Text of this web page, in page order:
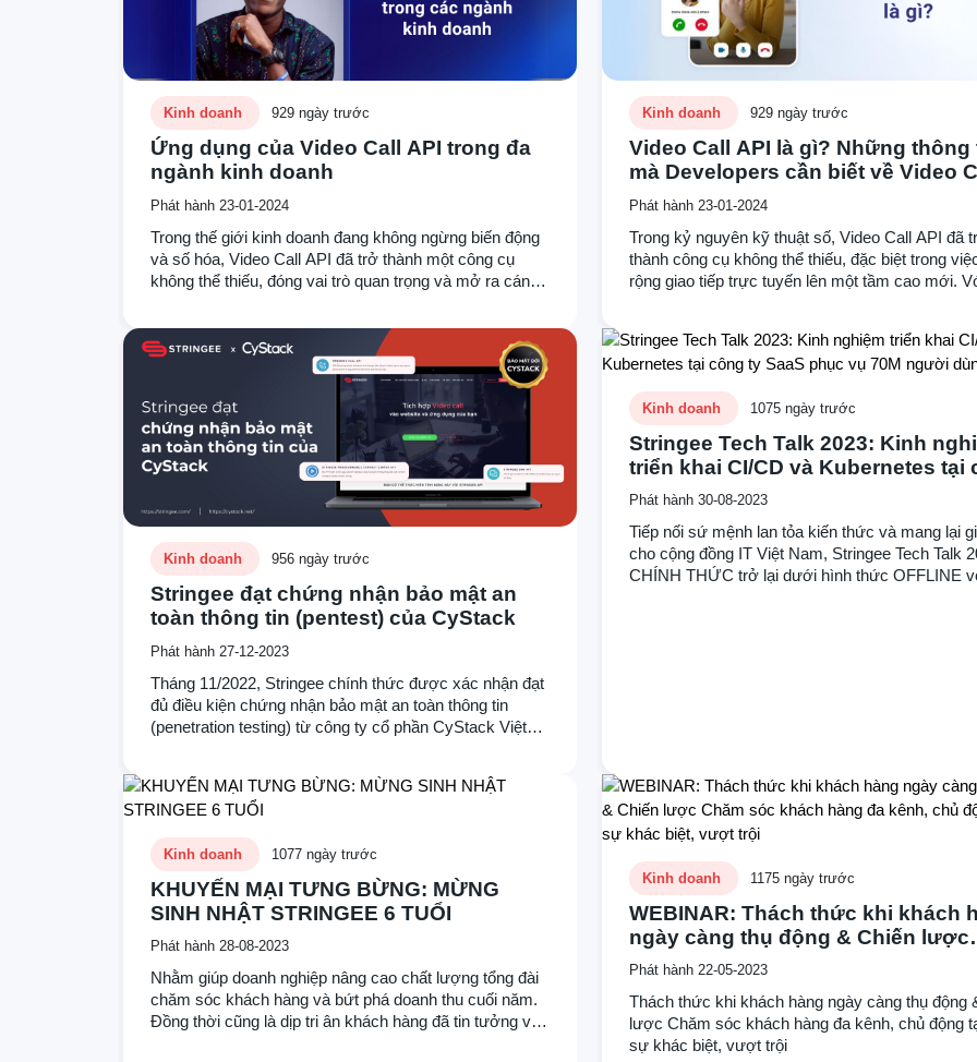
Kinh doanh 929 ngày trước
Ứng dụng của Video Call API trong đa
ngành kinh doanh
Phát hành 23-01-2024
Trong thế giới kinh doanh đang không ngừng biến động
và số hóa, Video Call API đã trở thành một công cụ
không thể thiếu, đóng vai trò quan trọng và mở ra cánh
nghiệp. Hãy cùng khám phá những ứng dụng đa dạng
và sáng tạo của Video Call API trong các ngành kinh
doanh khác nhau tại bài viết này.
Kinh doanh 929 ngày trước
Video Call API là gì? Những thông tin
mà Developers cần biết về Video
API
Phát hành 23-01-2024
Trong kỷ nguyên kỹ thuật số, Video Call API đã
thành công cụ không thể thiếu, đặc biệt trong
rộng giao tiếp trực tuyến lên một tầm cao mới.
này trở thành lựa chọn hàng đầu cho
họ tiết kiệm thời gian và nguồn lực trong quá trình
Kinh doanh 956 ngày trước
Stringee đạt chứng nhận bảo mật an
toàn thông tin (pentest) của CyStack
Phát hành 27-12-2023
Tháng 11/2022, Stringee chính thức được xác nhận đạt
đủ điều kiện chứng nhận bảo mật an toàn thông tin
(penetration testing) từ công ty cổ phần CyStack Việt
Kinh doanh 1075 ngày trước
Stringee Tech Talk 2023: Kinh
triển khai CI/CD và Kubernetes tại
ty SaaS phục vụ 70M người dùng
Phát hành 30-08-2023
Tiếp nối sứ mệnh lan tỏa kiến thức và mang lại
cho cộng đồng IT Việt Nam, Stringee Tech Talk
CHÍNH THỨC trở lại dưới hình thức OFFLINE
Kinh doanh 1077 ngày trước
KHUYẾN MẠI TƯNG BỪNG: MỪNG
SINH NHẬT STRINGEE 6 TUỔI
Phát hành 28-08-2023
Nhằm giúp doanh nghiệp nâng cao chất lượng tổng đài
chăm sóc khách hàng và bứt phá doanh thu cuối năm.
Đồng thời cũng là dịp tri ân khách hàng đã tin tưởng và
Kinh doanh 1175 ngày trước
WEBINAR: Thách thức khi khách
ngày càng thụ động & Chiến lược
Chăm sóc khách hàng đa kênh,
Phát hành 22-05-2023
Thách thức khi khách hàng ngày càng thụ động
lược Chăm sóc khách hàng đa kênh, chủ động
sự khác biệt, vượt trội